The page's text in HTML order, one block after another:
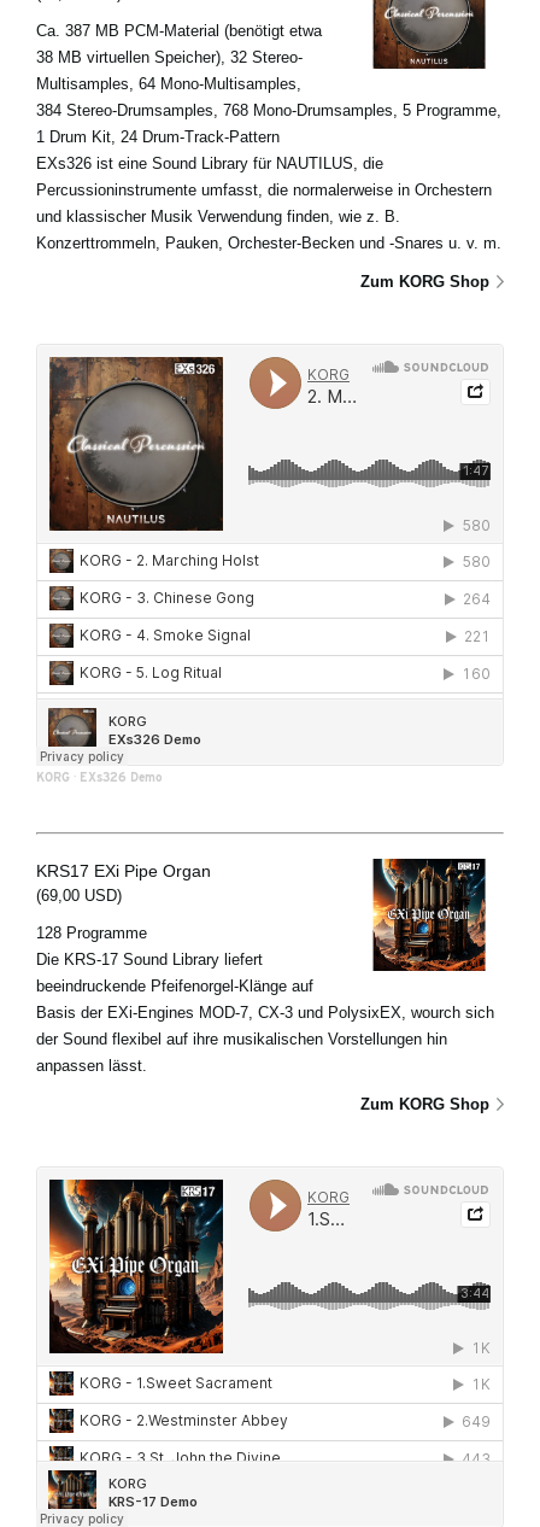
Ca. 387 MB PCM-Material (benötigt etwa
38 MB virtuellen Speicher), 32 Stereo-
Multisamples, 64 Mono-Multisamples,
384 Stereo-Drumsamples, 768 Mono-Drumsamples, 5 Programme,
1 Drum Kit, 24 Drum-Track-Pattern
EXs326 ist eine Sound Library für NAUTILUS, die
Percussioninstrumente umfasst, die normalerweise in Orchestern
und klassischer Musik Verwendung finden, wie z. B.
Konzerttrommeln, Pauken, Orchester-Becken und -Snares u. v. m.
Zum KORG Shop
KORG · EXs326 Demo
KRS17 EXi Pipe Organ
(69,00 USD)
128 Programme
Die KRS-17 Sound Library liefert
beeindruckende Pfeifenorgel-Klänge auf
Basis der EXi-Engines MOD-7, CX-3 und PolysixEX, wourch sich
der Sound flexibel auf ihre musikalischen Vorstellungen hin
anpassen lässt.
Zum KORG Shop